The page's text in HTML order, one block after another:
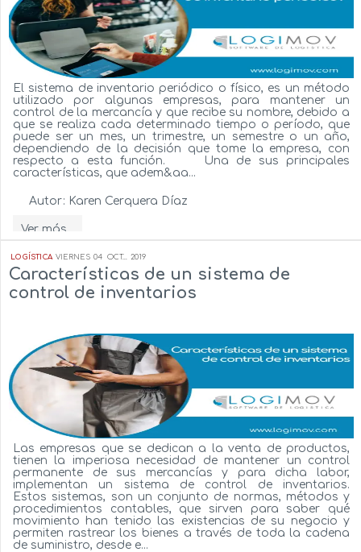
El sistema de inventario periódico o físico, es un método
utilizado por algunas empresas, para mantener un
control de la mercancía y que recibe su nombre, debido a
que se realiza cada determinado tiempo o período, que
puede ser un mes, un trimestre, un semestre o un año,
dependiendo de la decisión que tome la empresa, con
respecto a esta función. Una de sus principales
características, que adem&aa...
Autor: Karen Cerquera Díaz
Ver más...
LOGÍSTICA VIERNES 04 OCT... 2019
Características de un sistema de
control de inventarios
Las empresas que se dedican a la venta de productos,
tienen la imperiosa necesidad de mantener un control
permanente de sus mercancías y para dicha labor,
implementan un sistema de control de inventarios.
Estos sistemas, son un conjunto de normas, métodos y
procedimientos contables, que sirven para saber qué
movimiento han tenido las existencias de su negocio y
permiten rastrear los bienes a través de toda la cadena
de suministro, desde e...